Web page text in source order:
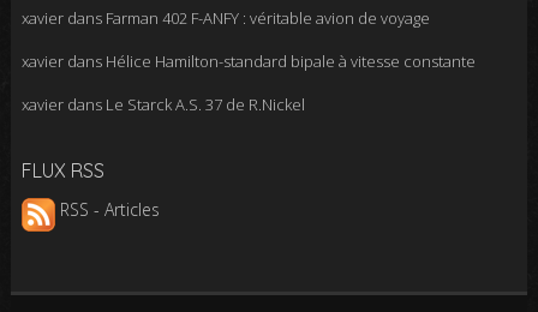
xavierdans Farman 402 F-ANFY : véritable avion de voyage
xavierdans Hélice Hamilton-standard bipale à vitesse constante
xavierdans Le Starck A.S. 37 de R.Nickel
FLUX RSS
RSS - Articles